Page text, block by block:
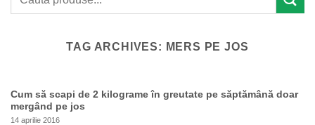
TAG ARCHIVES: MERS PE JOS
Cum să scapi de 2 kilograme în greutate pe săptămână doar
mergând pe jos
14 aprilie 2016